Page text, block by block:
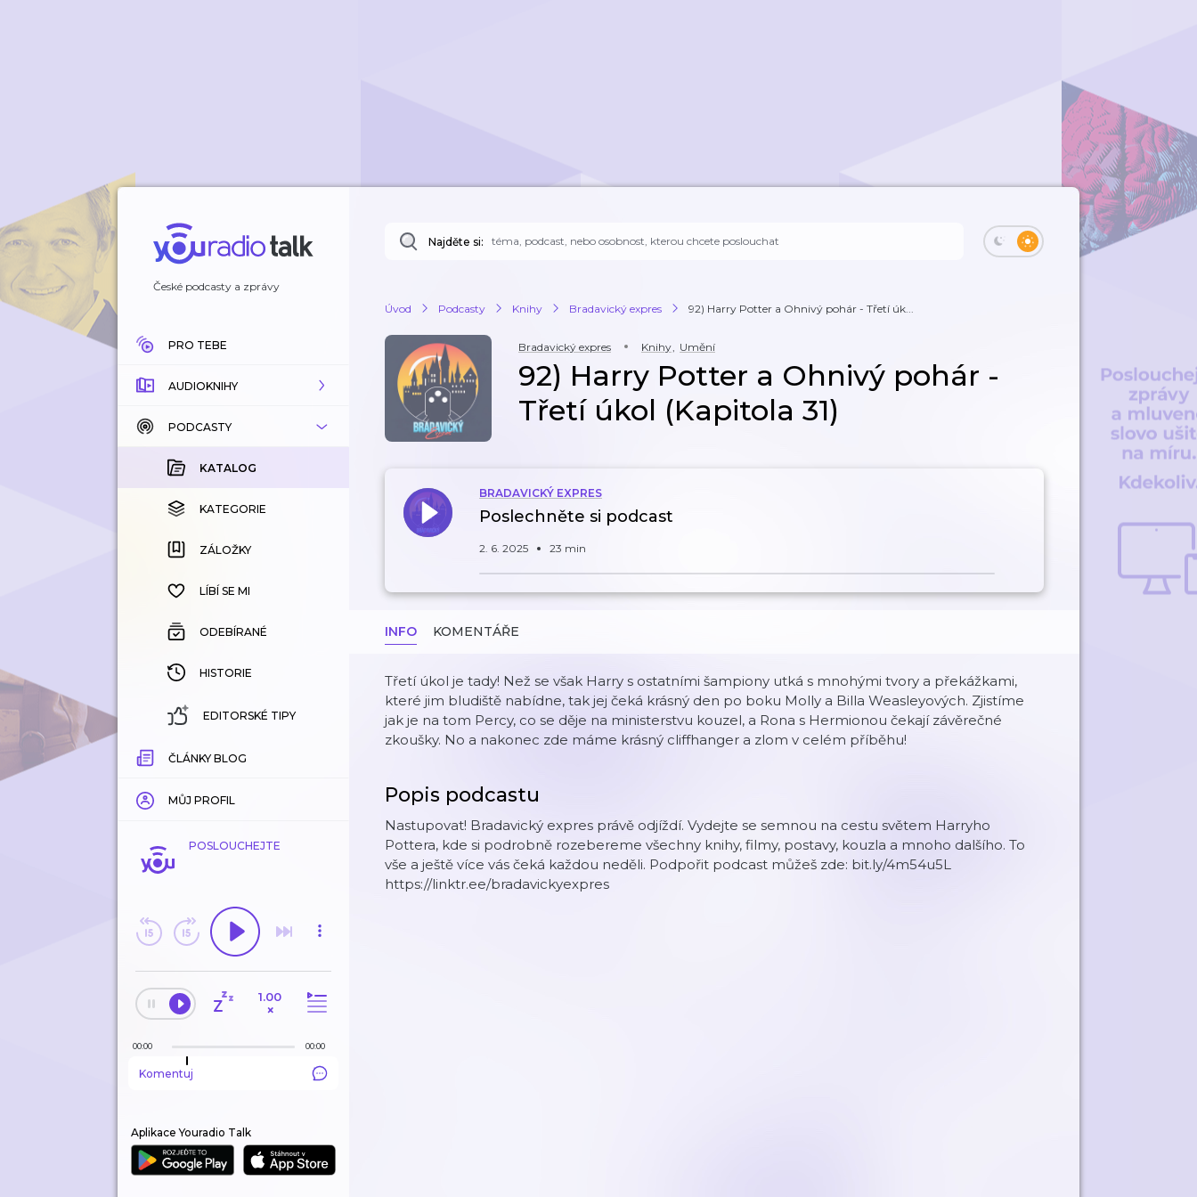
České podcasty a zprávy
PRO TEBE
AUDIOKNIHY
KATALOG
KOUPENÉ
KATEGORIE
ZÁLOŽKY
HISTORIE
PODCASTY
KATALOG
KATEGORIE
ZÁLOŽKY
LÍBÍ SE MI
ODEBÍRANÉ
HISTORIE
EDITORSKÉ TIPY
ČLÁNKY BLOG
MŮJ PROFIL
POSLOUCHEJTE
1.00
×
00:00 00:00
Komentuj
Aplikace Youradio Talk
Najděte si:
Úvod Podcasty Knihy Bradavický expres 92) Harry Potter a Ohnivý pohár - Třetí úk...
Bradavický expres Knihy, Umění
92) Harry Potter a Ohnivý pohár -
Třetí úkol (Kapitola 31)
BRADAVICKÝ EXPRES
Poslechněte si podcast
2. 6. 2025 23 min
INFO KOMENTÁŘE
Třetí úkol je tady! Než se však Harry s ostatními šampiony utká s mnohými tvory a překážkami,
které jim bludiště nabídne, tak jej čeká krásný den po boku Molly a Billa Weasleyových. Zjistíme
jak je na tom Percy, co se děje na ministerstvu kouzel, a Rona s Hermionou čekají závěrečné
zkoušky. No a nakonec zde máme krásný cliffhanger a zlom v celém příběhu!
Popis podcastu
Nastupovat! Bradavický expres právě odjíždí. Vydejte se semnou na cestu světem Harryho
Pottera, kde si podrobně rozebereme všechny knihy, filmy, postavy, kouzla a mnoho dalšího. To
vše a ještě více vás čeká každou neděli. Podpořit podcast můžeš zde: bit.ly/4m54u5L
https://linktr.ee/bradavickyexpres